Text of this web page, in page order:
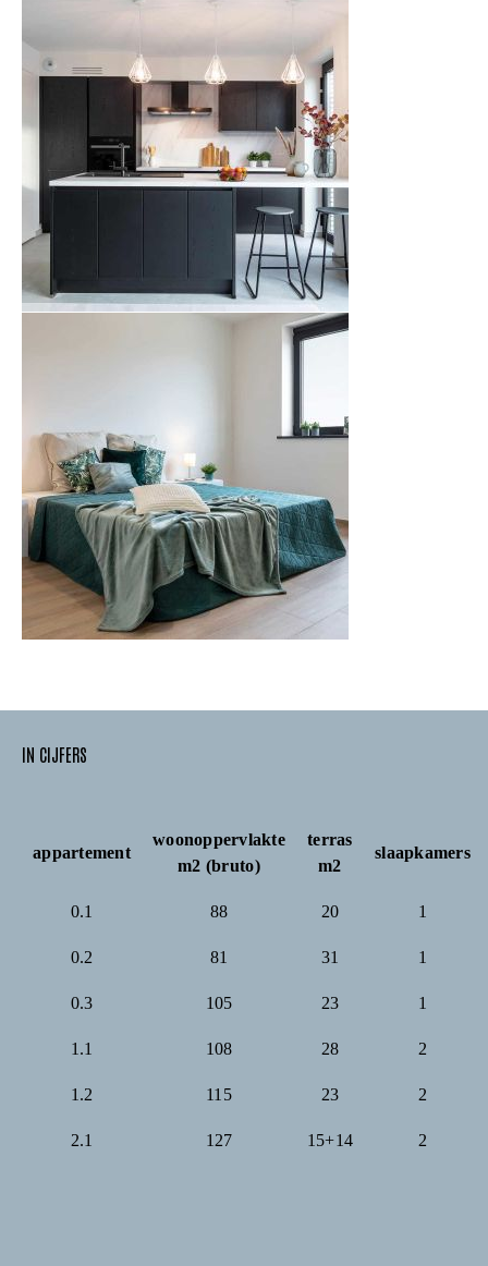
IN CIJFERS
appartement
woonoppervlakte
m2 (bruto)
terras
m2
slaapkamers
0.1 88 20 1
0.2 81 31 1
0.3 105 23 1
1.1 108 28 2
1.2 115 23 2
2.1 127 15+14 2